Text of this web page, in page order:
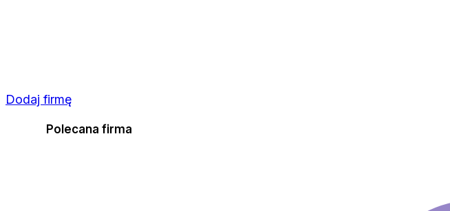
Dodaj firmę
Polecana firma